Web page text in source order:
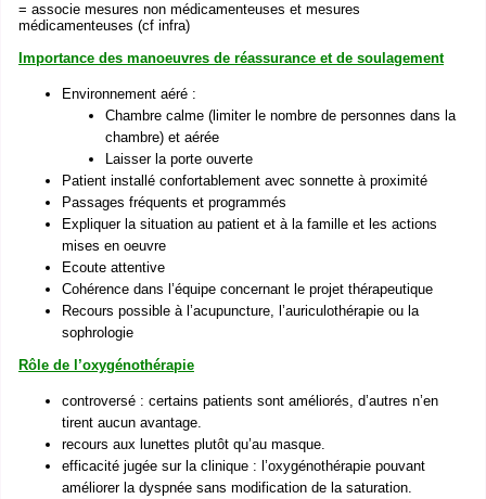
= associe mesures non médicamenteuses et mesures
médicamenteuses (cf infra)
Importance des manoeuvres de réassurance et de soulagement
Environnement aéré :
Chambre calme (limiter le nombre de personnes dans la
chambre) et aérée
Laisser la porte ouverte
Patient installé confortablement avec sonnette à proximité
Passages fréquents et programmés
Expliquer la situation au patient et à la famille et les actions
mises en oeuvre
Ecoute attentive
Cohérence dans l’équipe concernant le projet thérapeutique
Recours possible à l’acupuncture, l’auriculothérapie ou la
sophrologie
Rôle de l’oxygénothérapie
controversé : certains patients sont améliorés, d’autres n’en
tirent aucun avantage.
recours aux lunettes plutôt qu’au masque.
efficacité jugée sur la clinique : l’oxygénothérapie pouvant
améliorer la dyspnée sans modification de la saturation.